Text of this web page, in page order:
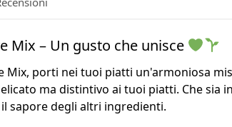
Mix – Un gusto che unisce
Mix, porti nei tuoi piatti un'armoniosa
ma distintivo ai tuoi piatti. Che sia
sapore degli altri ingredienti.